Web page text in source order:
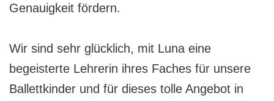
Genauigkeit fördern.
Wir sind sehr glücklich, mit Luna eine
begeisterte Lehrerin ihres Faches für unsere
Ballettkinder und für dieses tolle Angebot in